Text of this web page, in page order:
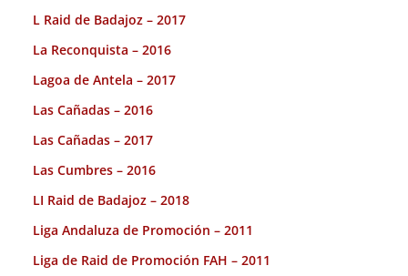
L Raid de Badajoz – 2017
La Reconquista – 2016
Lagoa de Antela – 2017
Las Cañadas – 2016
Las Cañadas – 2017
Las Cumbres – 2016
LI Raid de Badajoz – 2018
Liga Andaluza de Promoción – 2011
Liga de Raid de Promoción FAH – 2011